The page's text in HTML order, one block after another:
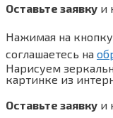
Оставьте заявку и
Нажимая на кнопку
соглашаетесь на
Нарисуем
картинке из
Оставьте заявку и